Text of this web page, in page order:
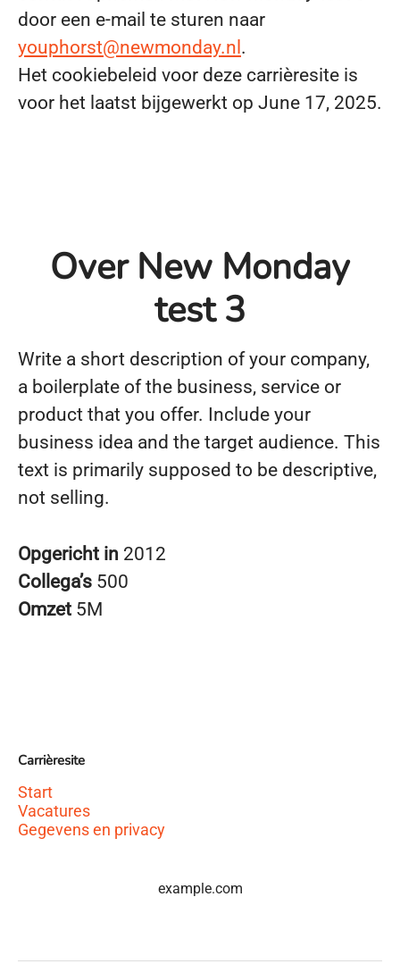
door een e-mail te sturen naar
youphorst@newmonday.nl .
Het cookiebeleid voor deze carrièresite is
voor het laatst bijgewerkt op June 17, 2025.
Over New Monday
test 3
Write a short description of your company,
a boilerplate of the business, service or
product that you offer. Include your
business idea and the target audience. This
text is primarily supposed to be descriptive,
not selling.
Opgericht in 2012
Collega’s 500
Omzet 5M
Carrièresite
Start
Vacatures
Gegevens en privacy
example.com